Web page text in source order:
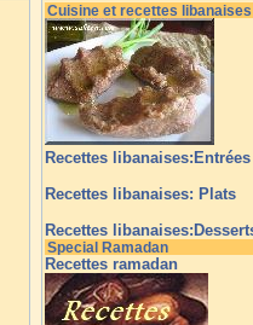
Cuisine et recettes libanaises
Recettes libanaises:Entrées
Recettes libanaises: Plats
Recettes
Special Ramadan
Recettes ramadan